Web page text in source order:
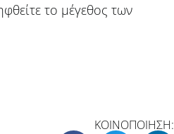
το μέγεθος των
ΚΟΙΝΟΠΟΙΗΣΗ: